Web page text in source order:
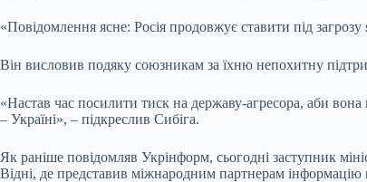
«Повідомлення ясне: Росія продовжує ставити під загрозу
Він висловив подяку союзникам за їхню непохитну
«Настав час посилити тиск на державу-агресора, аби
– Україні», – підкреслив Сибіга.
Як раніше повідомляв Укрінформ, сьогодні заступник
Відні, де представив міжнародним партнерам інформацію